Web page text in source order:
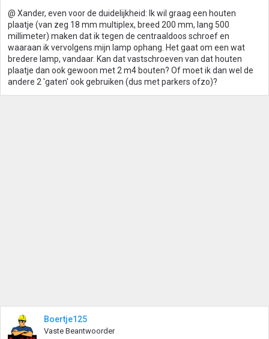
g
n
:
@ Xander, even voor de duidelijkheid: Ik wil graag een houten
plaatje (van zeg 18 mm multiplex, breed 200 mm, lang 500
millimeter) maken dat ik tegen de centraaldoos schroef en
waaraan ik vervolgens mijn lamp ophang. Het gaat om een wat
bredere lamp, vandaar. Kan dat vastschroeven van dat houten
plaatje dan ook gewoon met 2 m4 bouten? Of moet ik dan wel de
andere 2 'gaten' ook gebruiken (dus met parkers ofzo)?
Boertje125
Vaste Beantwoorder